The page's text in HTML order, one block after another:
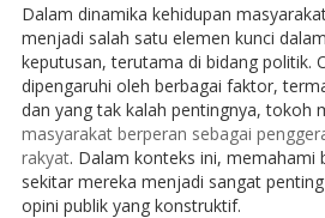
Dalam dinamika kehidupan
menjadi salah satu elemen kunci
keputusan, terutama di bidang politik.
dipengaruhi oleh berbagai faktor,
dan yang tak kalah pentingnya, tokoh
masyarakat berperan sebagai
rakyat. Dalam konteks ini, memahami
sekitar mereka menjadi sangat
opini publik yang konstruktif.